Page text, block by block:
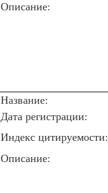
Описание:
Название:
Дата регистрации:
Индекс цитируемости:
Описание: